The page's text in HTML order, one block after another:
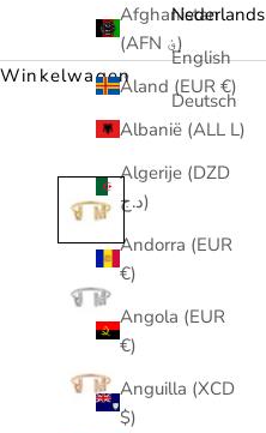
Afghanistan
(AFN ؋)
Åland (EUR €)
Albanië (ALL L)
Algerije (DZD
د.ج)
Andorra (EUR
€)
Angola (EUR
€)
Anguilla (XCD
$)
Nederlands
English
Deutsch
Winkelwagen